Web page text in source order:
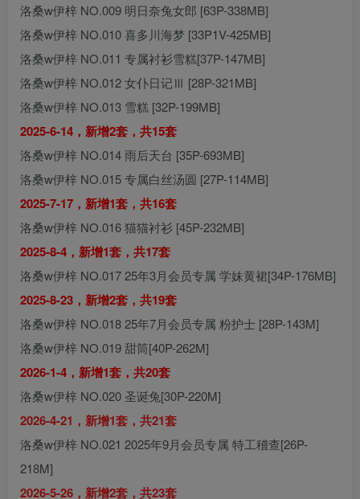
洛桑w伊梓 NO.009 明日奈兔女郎 [63P-338MB]
洛桑w伊梓 NO.010 喜多川海梦 [33P1V-425MB]
洛桑w伊梓 NO.011 专属衬衫雪糕[37P-147MB]
洛桑w伊梓 NO.012 女仆日记Ⅲ [28P-321MB]
洛桑w伊梓 NO.013 雪糕 [32P-199MB]
2025-6-14，新增2套，共15套
洛桑w伊梓 NO.014 雨后天台 [35P-693MB]
洛桑w伊梓 NO.015 专属白丝汤圆 [27P-114MB]
2025-7-17，新增1套，共16套
洛桑w伊梓 NO.016 猫猫衬衫 [45P-232MB]
2025-8-4，新增1套，共17套
洛桑w伊梓 NO.017 25年3月会员专属 学妹黄裙[34P-176MB]
2025-8-23，新增2套，共19套
洛桑w伊梓 NO.018 25年7月会员专属 粉护士 [28P-143M]
洛桑w伊梓 NO.019 甜筒[40P-262M]
2026-1-4，新增1套，共20套
洛桑w伊梓 NO.020 圣诞兔[30P-220M]
2026-4-21，新增1套，共21套
洛桑w伊梓 NO.021 2025年9月会员专属 特工稽查[26P-
218M]
2026-5-26，新增2套，共23套